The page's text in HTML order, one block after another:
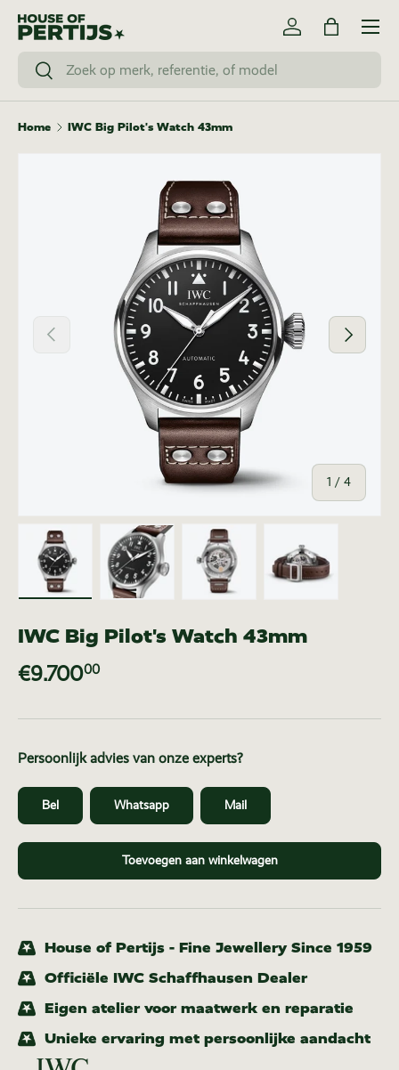
Ga naar inhoud
Zoeken
Zoeken
Inloggen
Tas
Menu
Home IWC Big Pilot's Watch 43mm
Vorige
1 / van
4
Volgende
IWC Big Pilot's Watch 43mm
€9.70000
Persoonlijk advies van onze experts?
Bel Whatsapp Mail
Toevoegen aan winkelwagen
House of Pertijs - Fine Jewellery Since 1959
Officiële IWC Schaffhausen Dealer
Eigen atelier voor maatwerk en reparatie
Unieke ervaring met persoonlijke aandacht